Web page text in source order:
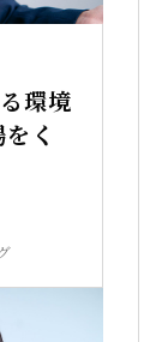
環境
く